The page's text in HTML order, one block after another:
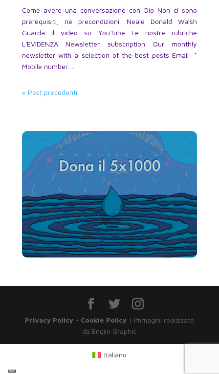
Come avere una conversazione con Dio Non ci sono
prerequisiti, nè precondizioni. Neale Donald Walsh
Guarda il video su YouTube Le nostre rubriche
L'EVIDENZA Newsletter subscription Our monthly
newsletter with a selection of the best posts Email: *
Mobile number:...
« Post precedenti
Privacy Policy- Cookie Policy| Immagini realizzate
da Engiin Graphic
Italiano